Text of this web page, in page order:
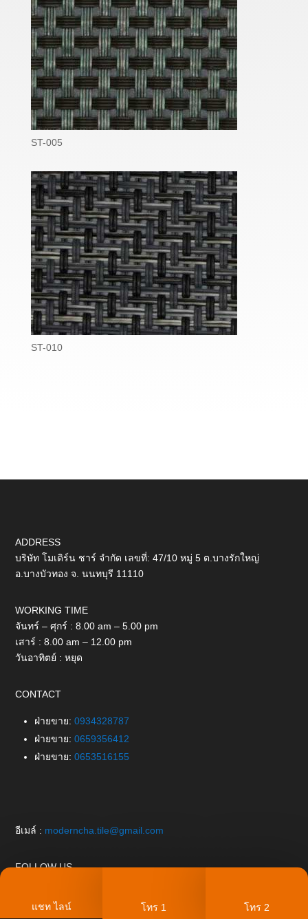
ST-005
ST-010
แชท ไลน์ โทร 1 โทร 2
ADDRESS
บริษัท โมเดิร์น ชาร์ จำกัด เลขที่: 47/10 หมู่ 5 ต.บางรักใหญ่
อ.บางบัวทอง จ. นนทบุรี 11110
WORKING TIME
จันทร์ – ศุกร์ : 8.00 am – 5.00 pm
เสาร์ : 8.00 am – 12.00 pm
วันอาทิตย์ : หยุด
CONTACT
ฝ่ายขาย:0934328787
ฝ่ายขาย:0659356412
ฝ่ายขาย:0653516155
อีเมล์ : moderncha.tile@gmail.com
FOLLOW US